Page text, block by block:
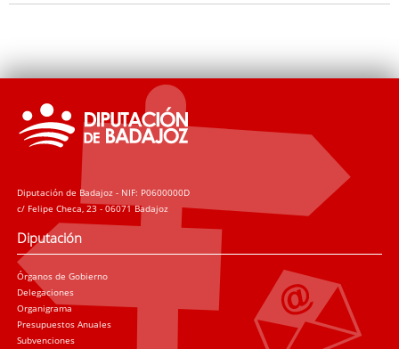
Diputación de Badajoz - NIF: P0600000D
c/ Felipe Checa, 23 - 06071 Badajoz
Diputación
Órganos de Gobierno
Delegaciones
Organigrama
Presupuestos Anuales
Subvenciones